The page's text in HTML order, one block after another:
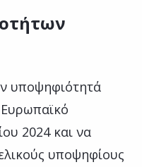
υποψηφιότητά
Ευρωπαϊκό
2024 και να
υποψηφίους